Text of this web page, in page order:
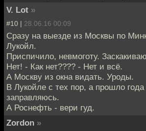
V. Lot »
#10 | 28.06.16 00:09
Сразу на выезде из Москвы по
Лукойл.
Приспичило, невмоготу.
Нет! - Как нет???? - Нет и всё.
А Москву из окна видать. Уроды.
В Лукойле с тех пор, а прошло года
заправляюсь.
А Роснефть - вери гуд.
Zordon »